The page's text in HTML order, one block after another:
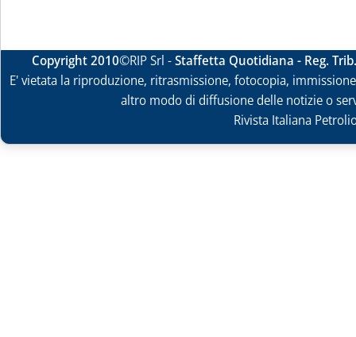
Copyright 2010©RIP Srl -Staffetta Quotidiana - Reg.
E' vietata la riproduzione, ritrasmissione, fotocopia,
altro modo di diffusione delle notizie o
Rivista Italiana